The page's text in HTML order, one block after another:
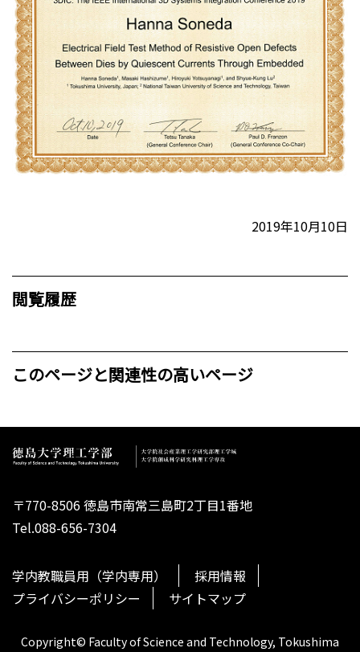
2019年10月10日
閲覧履歴
このページと関連性の高いページ
〒770-8506 徳島市南常三島町2丁目1番地
Tel.088-656-7304
学内教職員用（学内専用）
採用情報
プライバシーポリシー
サイトマップ
Copyright© Faculty of Science and Technology, Tokushima